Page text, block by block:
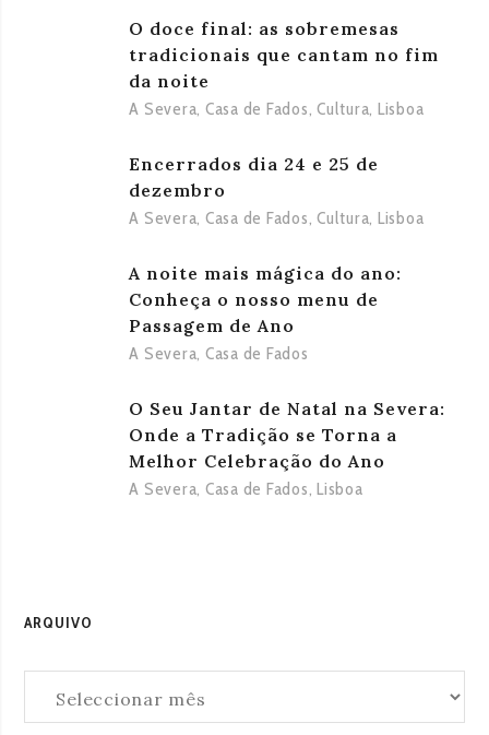
O doce final: as sobremesas
tradicionais que cantam no fim
da noite
A Severa, Casa de Fados,Cultura, Lisboa
Encerrados dia 24 e 25 de
dezembro
A Severa, Casa de Fados,Cultura, Lisboa
A noite mais mágica do ano:
Conheça o nosso menu de
Passagem de Ano
A Severa, Casa de Fados
O Seu Jantar de Natal na Severa:
Onde a Tradição se Torna a
Melhor Celebração do Ano
A Severa, Casa de Fados,Lisboa
ARQUIVO